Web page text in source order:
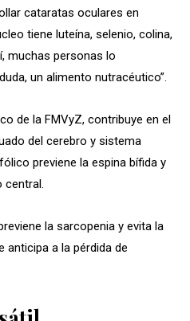
cataratas oculares en
tiene luteína, selenio, colina,
muchas personas lo
un alimento nutracéutico”.
de la FMVyZ, contribuye en el
del cerebro y sistema
previene la espina bífida y
central.
la sarcopenia y evita la
anticipa a la pérdida de